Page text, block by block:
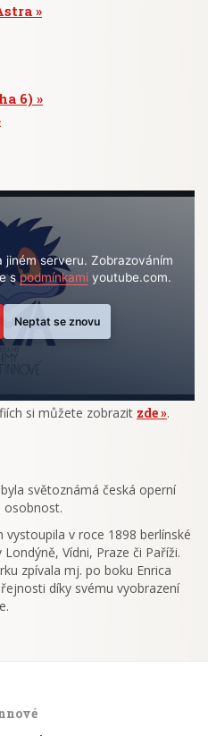
6)
serveru. Zobrazováním
spodmínkamiyoutube.com.
Neptat se znovu
si můžete zobrazit zde .
světoznámá česká operní
osobnost.
v roce 1898 berlínské
Vídni, Praze či Paříži.
zpívala mj. po boku Enrica
díky svému vyobrazení